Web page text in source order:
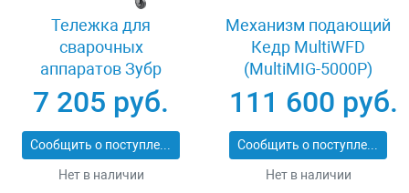
Тележка для
сварочных
аппаратов Зубр
38915
7 205 руб.
Сообщить о поступлении
Нет в наличии
Механизм подающий
Кедр MultiWFD
(MultiMIG-5000P)
8009278
111 600 руб.
Сообщить о поступлении
Нет в наличии